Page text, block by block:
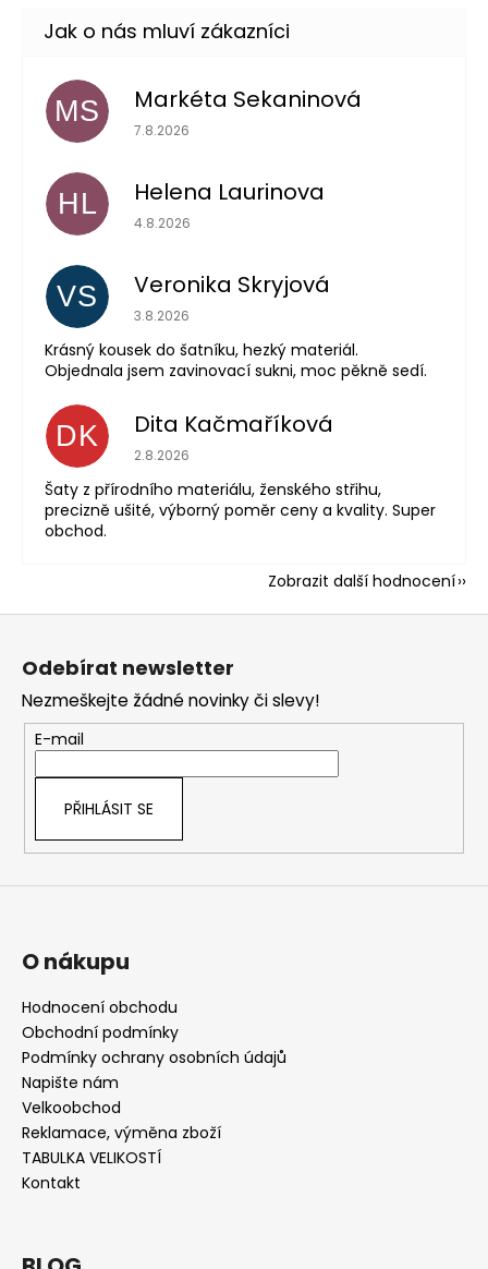
MS Markéta Sekaninová
Hodnocení obchodu je 5 z 5 hvězdiček.
7.8.2026
HL Helena Laurinova
Hodnocení obchodu je 5 z 5 hvězdiček.
4.8.2026
VS Veronika Skryjová
Hodnocení obchodu je 5 z 5 hvězdiček.
3.8.2026
Krásný kousek do šatníku, hezký materiál.
Objednala jsem zavinovací sukni, moc pěkně sedí.
DK Dita Kačmaříková
Hodnocení obchodu je 5 z 5 hvězdiček.
2.8.2026
Šaty z přírodního materiálu, ženského střihu,
precizně ušité, výborný poměr ceny a kvality. Super
obchod.
Zobrazit další hodnocení
Odebírat newsletter
Nezmeškejte žádné novinky či slevy!
E-mail
PŘIHLÁSIT SE
O nákupu
Hodnocení obchodu
Obchodní podmínky
Podmínky ochrany osobních údajů
Napište nám
Velkoobchod
Reklamace, výměna zboží
TABULKA VELIKOSTÍ
Kontakt